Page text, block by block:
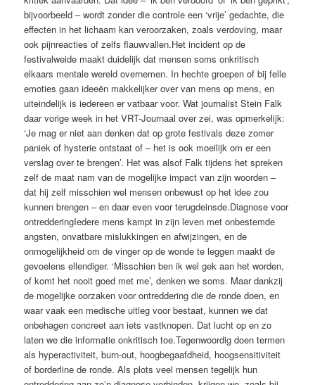
bijvoorbeeld – wordt zonder die controle een ‘vrije’ gedachte, die
effecten in het lichaam kan veroor­zaken, zoals verdoving, maar
ook ­pijn­reacties of zelfs flauwvallen.Het incident op de
festivalweide maakt duidelijk dat mensen soms ­onkritisch
elkaars mentale wereld over­nemen. In hechte groepen of bij felle
emoties gaan ideeën makkelijker over van mens op mens, en
uiteindelijk is ­iedereen er vatbaar voor. Wat journalist Stein Falk
daar vorige week in het VRT-Journaal over zei, was opmerkelijk:
‘Je mag er niet aan denken dat op grote festivals deze zomer
paniek of hysterie ontstaat of – het is ook moeilijk om er een
verslag over te brengen’. Het was alsof Falk tijdens het spreken
zelf de maat nam van de mogelijke impact van zijn woorden –
dat hij zelf misschien wel mensen onbewust op het idee zou
kunnen brengen – en daar even voor ­terugdeinsde.Diagnose voor
ontredderingIedere mens kampt in zijn leven met onbestemde
angsten, onvatbare mislukkingen en afwijzingen, en de
onmogelijkheid om de vinger op de wonde te leggen maakt de
gevoelens ellendiger. ‘Misschien ben ik wel gek aan het worden,
of komt het nooit goed met me’, denken we soms. Maar dankzij
de ­mogelijke oorzaken voor ontreddering die de ronde doen, en
waar vaak een medische uitleg voor bestaat, kunnen we dat
onbehagen concreet aan iets vastknopen. Dat lucht op en zo
laten we die informatie onkritisch toe.Tegenwoordig doen termen
als ­hyperactiviteit, burn-out, hoog­begaafdheid, hoogsensitiviteit
of ­borderline de ronde. Als plots veel mensen tegelijk hun